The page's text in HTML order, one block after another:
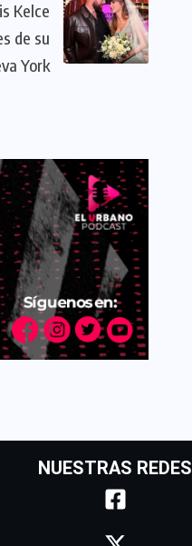
Kelce
de su
York
NUESTRAS REDES